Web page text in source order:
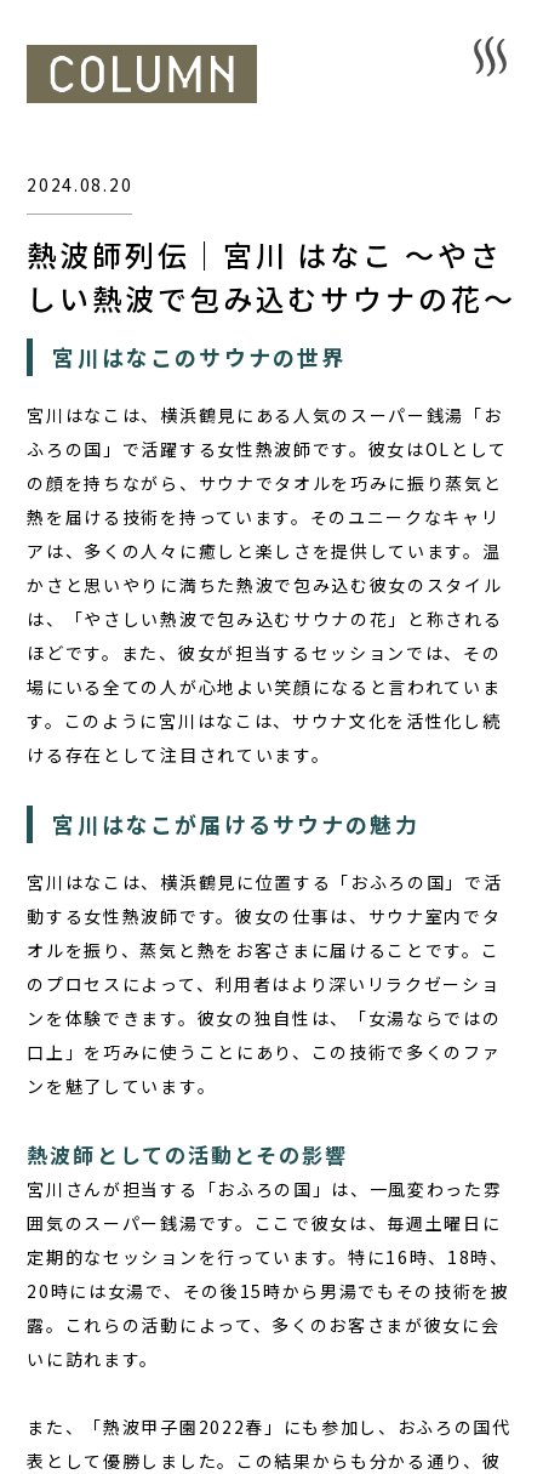
TOP
サウナ
宿泊
アクティビティ
１日の過ごし方
FAQ
コラム
お知らせ
EN
栃木県那須町簑沢563-4旧美野沢小学校
0287-73-5333 （9:30～20:00）
熱波師列伝｜宮川 はなこ ～やさ
しい熱波で包み込むサウナの花～
2024.08.20
宮川はなこのサウナの世界
宮川はなこは、横浜鶴見にある人気のスーパー銭湯「お
ふろの国」で活躍する女性熱波師です。彼女はOLとして
の顔を持ちながら、サウナでタオルを巧みに振り蒸気と
熱を届ける技術を持っています。そのユニークなキャリ
アは、多くの人々に癒しと楽しさを提供しています。 温
かさと思いやりに満ちた熱波で包み込む彼女のスタイル
は、「やさしい熱波で包み込むサウナの花」と称される
ほどです。また、彼女が担当するセッションでは、その
場にいる全ての人が心地よい笑顔になると言われていま
す。このように宮川はなこは、サウナ文化を活性化し続
ける存在として注目されています。
宮川はなこが届けるサウナの魅力
宮川はなこは、横浜鶴見に位置する「おふろの国」で活
動する女性熱波師です。彼女の仕事は、サウナ室内でタ
オルを振り、蒸気と熱をお客さまに届けることです。こ
のプロセスによって、利用者はより深いリラクゼーショ
ンを体験できます。彼女の独自性は、「女湯ならではの
口上」を巧みに使うことにあり、この技術で多くのファ
ンを魅了しています。
熱波師としての活動とその影響
宮川さんが担当する「おふろの国」は、一風変わった雰
囲気のスーパー銭湯です。ここで彼女は、毎週土曜日に
定期的なセッションを行っています。特に16時、18時、
20時には女湯で、その後15時から男湯でもその技術を披
露。これらの活動によって、多くのお客さまが彼女に会
いに訪れます。
また、「熱波甲子園2022春」にも参加し、おふろの国代
表として優勝しました。この結果からも分かる通り、彼